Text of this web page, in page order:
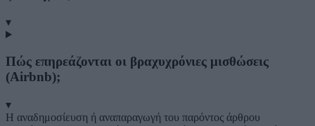
▾
Πώς επηρεάζονται οι βραχυχρόνιες μισθώσεις
(Airbnb);
▾
Η αναδημοσίευση ή αναπαραγωγή του παρόντος άρθρου